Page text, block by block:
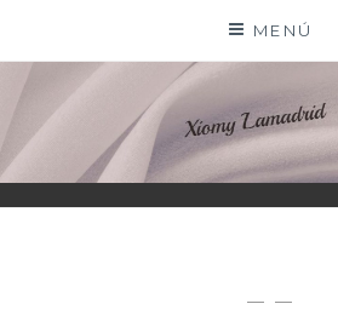
contenido
MENÚ
XIOMY
— —